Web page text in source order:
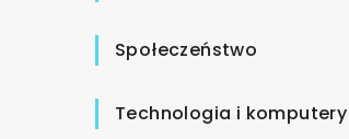
Społeczeństwo
Technologia i komputery